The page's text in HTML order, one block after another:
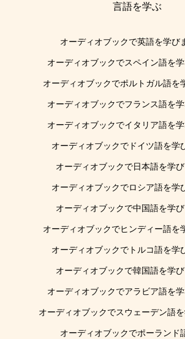
言語を学ぶ
オーディオブックで英語を学び
オーディオブックでスペイン語を
オーディオブックでポルトガル語を
オーディオブックでフランス語を
オーディオブックでイタリア語を
オーディオブックでドイツ語を学
オーディオブックで日本語を学
オーディオブックでロシア語を学
オーディオブックで中国語を学
オーディオブックでヒンディー語を
オーディオブックでトルコ語を学
オーディオブックで韓国語を学
オーディオブックでアラビア語を
オーディオブックでスウェーデン語
オーディオブックでポーランド